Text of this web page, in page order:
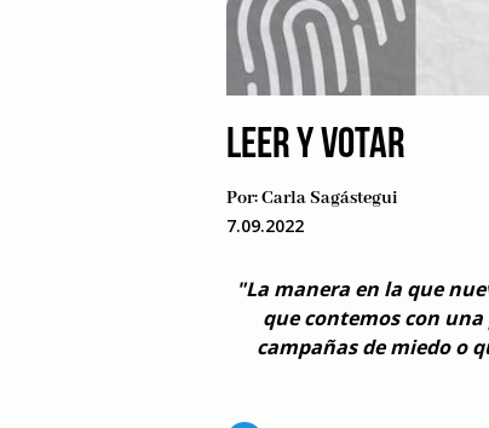
LEER Y VOTAR
Por:Carla Sagástegui
7.09.2022
"La manera en la que
que contemos con
campañas de miedo o